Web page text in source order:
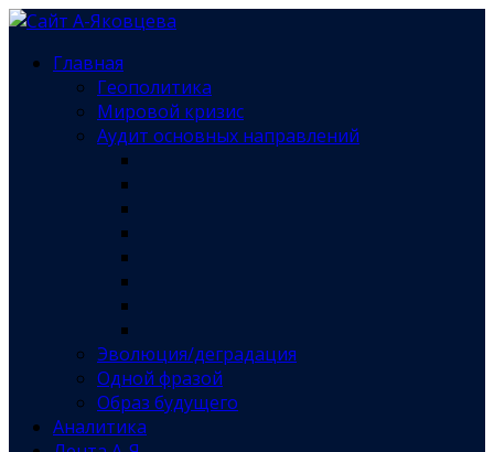
Главная
Геополитика
Мировой кризис
Аудит основных направлений
Эволюция/деградация
Одной фразой
Образ будущего
Аналитика